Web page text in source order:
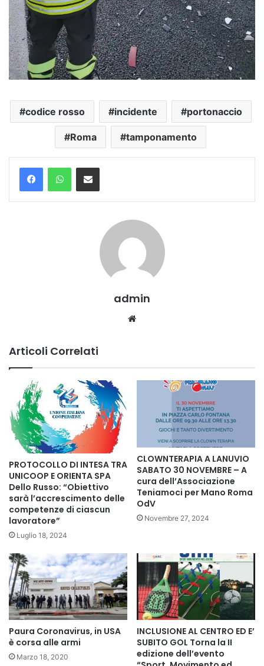
codice rosso incidente portonaccio
Roma tamponamento
Condividi via mail
admin
Articoli Correlati
PROTOCOLLO DI INTESA TRA
UNICOOP E ORIENTA SPA
Dello Russo: “Obiettivo
sarà l’accrescimento delle
competenze di ciascun
lavoratore”
Luglio 18, 2024
CLOWNTERAPIA A LANUVIO
SABATO 30 NOVEMBRE – A
cura dell’Associazione
Teniamoci per Mano Roma
OdV
Novembre 27, 2024
Paura Coronavirus, in USA
è corsa alle armi
Marzo 18, 2020
INCLUSIONE AL CENTRO ED E’
SUBITO GOL Torna la II
edizione dell’evento